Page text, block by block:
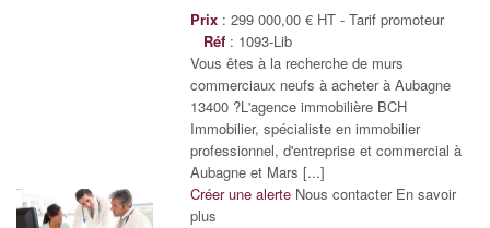
Prix : 299 000,00 € HT - Tarif promoteur
Réf : 1093-Lib
Vous êtes à la recherche de murs
commerciaux neufs à acheter à Aubagne
13400 ?L'agence immobilière BCH
Immobilier, spécialiste en immobilier
professionnel, d'entreprise et commercial à
Aubagne et Mars [...]
Créer une alerte Nous contacter En savoir
plus